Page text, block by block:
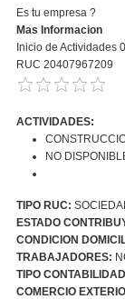
Es tu empresa ?
Mas Informacion
Inicio de Actividades
RUC 20407967209
ACTIVIDADES:
NO
TIPO RUC:
ESTADO
CONDICION
TRABAJADORES:
TIPO
COMERCIO